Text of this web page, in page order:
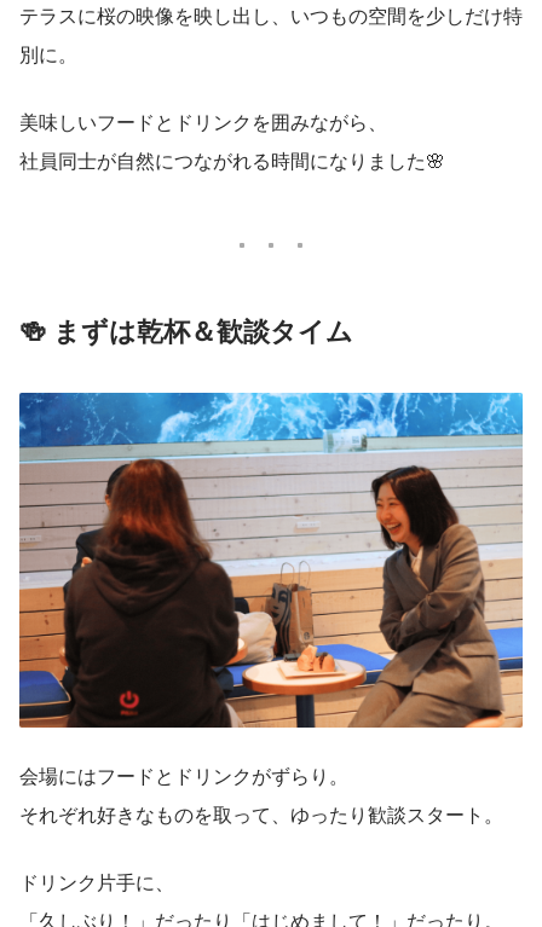
テラスに桜の映像を映し出し、いつもの空間を少しだけ特
別に。
美味しいフードとドリンクを囲みながら、
社員同士が自然につながれる時間になりました🌸
🍻 まずは乾杯＆歓談タイム
会場にはフードとドリンクがずらり。
それぞれ好きなものを取って、ゆったり歓談スタート。
ドリンク片手に、
「久しぶり！」だったり「はじめまして！」だったり。